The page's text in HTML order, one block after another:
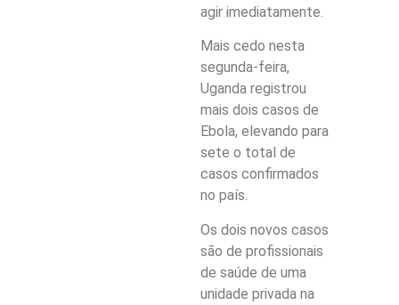
agir imediatamente.
Mais cedo nesta
segunda-feira,
Uganda registrou
mais dois casos de
Ebola, elevando para
sete o total de
casos confirmados
no país.
Os dois novos casos
são de profissionais
de saúde de uma
unidade privada na